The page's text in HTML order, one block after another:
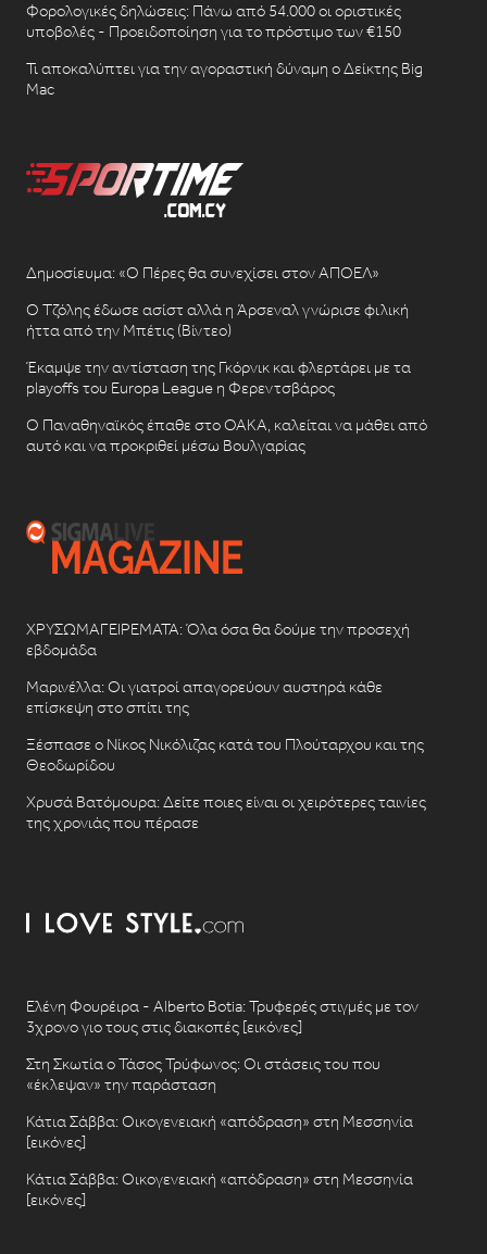
Φορολογικές δηλώσεις: Πάνω από 54.000 οι οριστικές
υποβολές - Προειδοποίηση για το πρόστιμο των €150
Τι αποκαλύπτει για την αγοραστική δύναμη ο Δείκτης Big
Mac
Δημοσίευμα: «Ο Πέρες θα συνεχίσει στον ΑΠΟΕΛ»
Ο Τζόλης έδωσε ασίστ αλλά η Άρσεναλ γνώρισε φιλική
ήττα από την Μπέτις (Βίντεο)
Έκαμψε την αντίσταση της Γκόρνικ και φλερτάρει με τα
playoffs του Europa League η Φερεντσβάρος
Ο Παναθηναϊκός έπαθε στο ΟΑΚΑ, καλείται να μάθει από
αυτό και να προκριθεί μέσω Βουλγαρίας
ΧΡΥΣΩΜΑΓΕΙΡΕΜΑΤΑ: Όλα όσα θα δούμε την προσεχή
εβδομάδα
Μαρινέλλα: Οι γιατροί απαγορεύουν αυστηρά κάθε
επίσκεψη στο σπίτι της
Ξέσπασε ο Νίκος Νικόλιζας κατά του Πλούταρχου και της
Θεοδωρίδου
Χρυσά Βατόμουρα: Δείτε ποιες είναι οι χειρότερες ταινίες
της χρονιάς που πέρασε
Ελένη Φουρέιρα - Alberto Botia: Τρυφερές στιγμές με τον
3χρονο γιο τους στις διακοπές [εικόνες]
Στη Σκωτία ο Τάσος Τρύφωνος: Οι στάσεις του που
«έκλεψαν» την παράσταση
Κάτια Σάββα: Οικογενειακή «απόδραση» στη Μεσσηνία
[εικόνες]
Κάτια Σάββα: Οικογενειακή «απόδραση» στη Μεσσηνία
[εικόνες]